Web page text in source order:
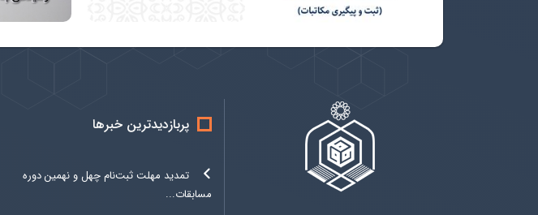
پربازدیدترین خبرها
تمدید مهلت ثبت‌نام چهل و نهمین دوره
مسابقات...